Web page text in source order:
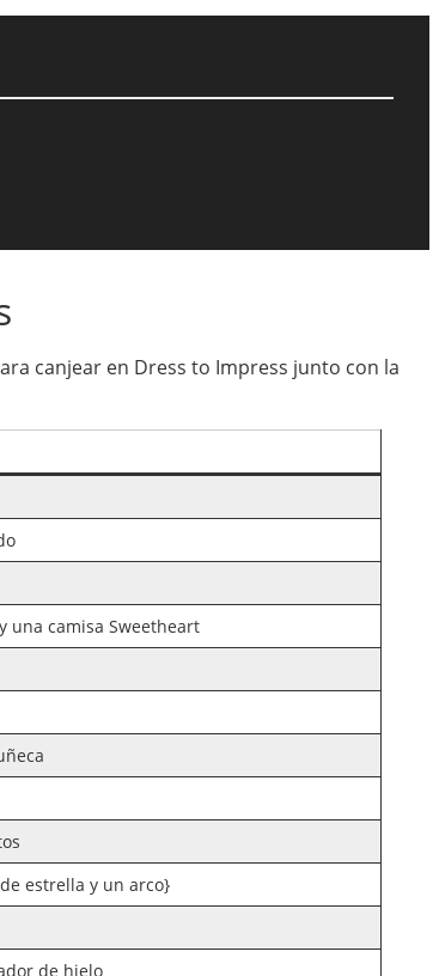
canjear en Dress to Impress junto con la
una camisa Sweetheart
estrella y un arco}
de hielo